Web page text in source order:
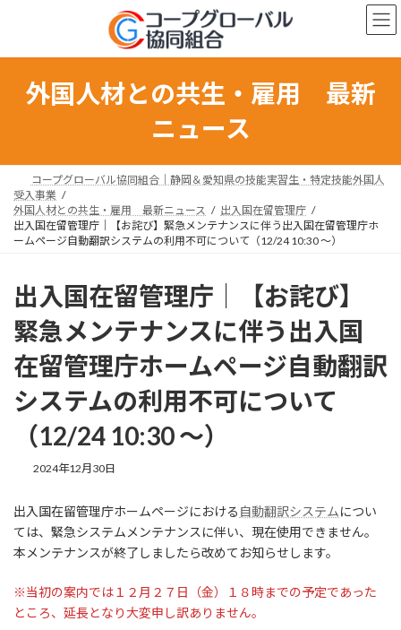
ン
プ
ー
動
外国人材との共生・雇用 最新
ニュース
コープグローバル協同組合｜静岡＆愛知県の技能実習生・特定技能外国人
受入事業
外国人材との共生・雇用 最新ニュース
出入国在留管理庁
出入国在留管理庁｜【お詫び】緊急メンテナンスに伴う出入国在留管理庁ホ
ームページ自動翻訳システムの利用不可について（12/24 10:30 ～）
出入国在留管理庁｜【お詫び】
緊急メンテナンスに伴う出入国
在留管理庁ホームページ自動翻訳
システムの利用不可について
（12/24 10:30 ～）
2024年12月30日
新
日
時
:
出入国在留管理庁ホームページにおける 自動翻訳システムについ
ては、緊急システムメンテナンスに伴い、現在使用できません。
本メンテナンスが終了しましたら改めてお知らせします。
※当初の案内では１２月２７日（金）１８時までの予定であった
ところ、延長となり大変申し訳ありません。